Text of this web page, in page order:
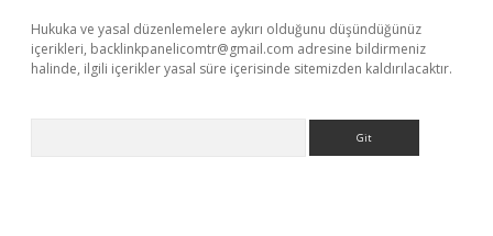
Hukuka ve yasal düzenlemelere aykırı olduğunu düşündüğünüz
içerikleri, backlinkpanelicomtr@gmail.com adresine bildirmeniz
halinde, ilgili içerikler yasal süre içerisinde sitemizden kaldırılacaktır.